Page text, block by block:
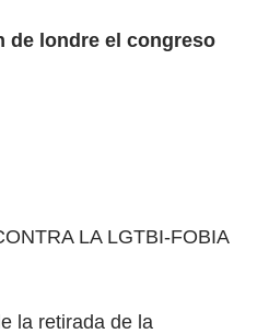
LA LGTBI-FOBIA
la retirada de la